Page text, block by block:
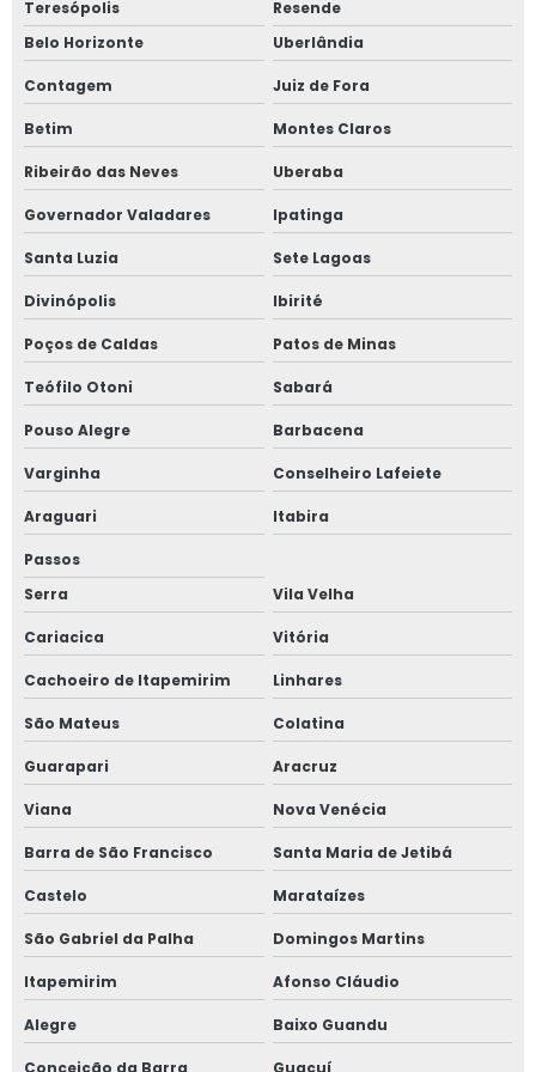
Fiscalização de obras particulares
Gerenciamento de obra custo
Gerenciamento de obra orçamento
Gerenciamento de obra residencial
Gerenciamento de obra valor
Gerenciamento de obras na construção civil
Gerenciamento e acompanhamento de obras
Gerenciamento e fiscalização de obras
Gestão de obra
Gestão de obras e projetos
Gestão de obras na construção civil
Gestão de obras profissional
Inspeção de imóvel
Inspeção predial condomínio
Inspeção predial preço
Inspeção predial residencial
Inspeção predial segurança
Inspeção predial total
Teresópolis
Resende
Belo Horizonte
Uberlândia
Contagem Juiz de Fora
Betim Montes Claros
Ribeirão das Neves Uberaba
Governador Valadares Ipatinga
Santa Luzia Sete Lagoas
Divinópolis Ibirité
Poços de Caldas Patos de Minas
Teófilo Otoni Sabará
Pouso Alegre Barbacena
Varginha Conselheiro Lafeiete
Araguari Itabira
Passos
Serra
Vila Velha
Cariacica Vitória
Cachoeiro de Itapemirim Linhares
São Mateus Colatina
Guarapari Aracruz
Viana Nova Venécia
Barra de São Francisco Santa Maria de Jetibá
Castelo Marataízes
São Gabriel da Palha Domingos Martins
Itapemirim Afonso Cláudio
Alegre Baixo Guandu